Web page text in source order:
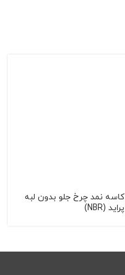
کاسه نمد چرخ جلو بدون لبه
پراید (NBR)